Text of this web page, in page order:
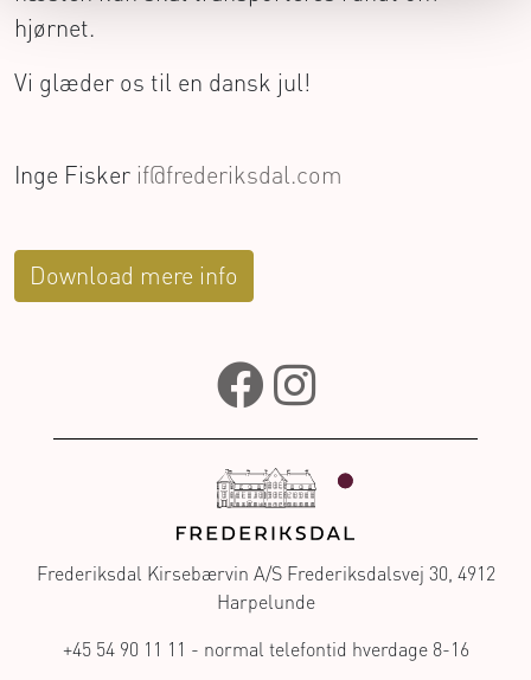
hjørnet.
Vi glæder os til en dansk jul!
Inge Fisker if@frederiksdal.com
Download mere info
Frederiksdal Kirsebærvin A/S Frederiksdalsvej 30, 4912
Harpelunde
+45 54 90 11 11 - normal telefontid hverdage 8-16